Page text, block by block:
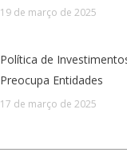
19 de março de 2025
Política de
Preocupa Entidades
17 de março de 2025